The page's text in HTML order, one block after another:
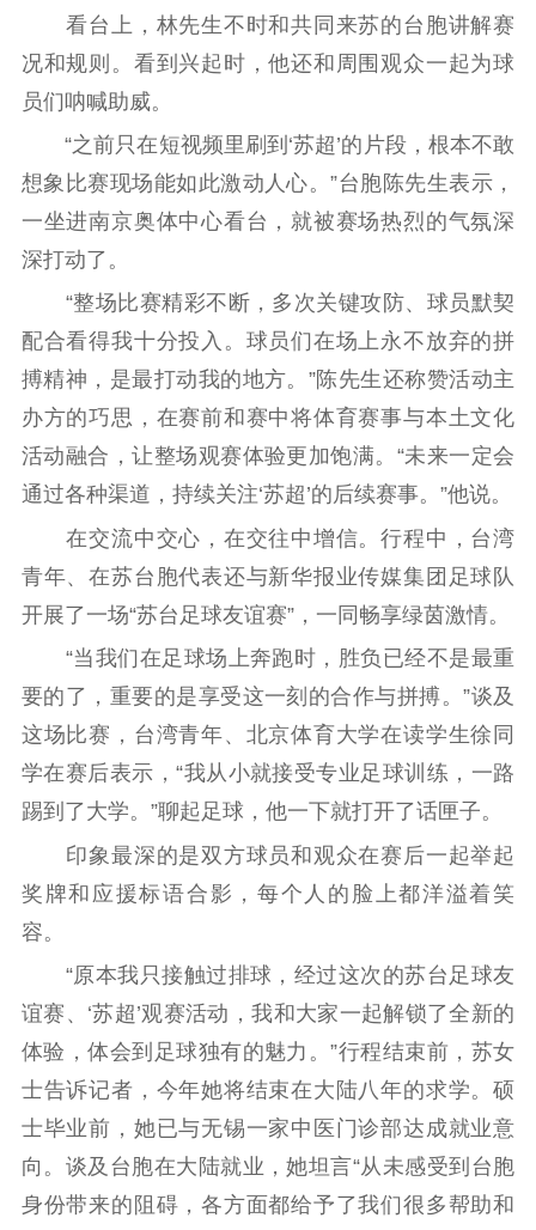
文化文艺
精品生产 文化惠民
文化传承
文化交流
紫金文化艺术节
品牌活动 紫艺舞台
精神文明
文明创建
先进典型
社会宣传
思想政治教育 爱国主义教育
全民国防教育
红色资源保护利
用
新闻出版
精品出版 全民阅读
出版监管
扫黄打非
电影工作
电影创作 电影市场
机关党建
党建要闻 学习在线
文化人才
数据资源
公共服务
新时代公民素养
提升资源库
新闻出版
政务服务
作品著作权
科研创新
服务管理平台
智库服务
管理平台
文艺创作
服务管理
看台上，林先生不时和共同来苏的台胞讲解赛
况和规则。看到兴起时，他还和周围观众一起为球
员们呐喊助威。
“之前只在短视频里刷到‘苏超’的片段，根本不敢
想象比赛现场能如此激动人心。”台胞陈先生表示，
一坐进南京奥体中心看台，就被赛场热烈的气氛深
深打动了。
“整场比赛精彩不断，多次关键攻防、球员默契
配合看得我十分投入。球员们在场上永不放弃的拼
搏精神，是最打动我的地方。”陈先生还称赞活动主
办方的巧思，在赛前和赛中将体育赛事与本土文化
活动融合，让整场观赛体验更加饱满。“未来一定会
通过各种渠道，持续关注‘苏超’的后续赛事。”他说。
在交流中交心，在交往中增信。行程中，台湾
青年、在苏台胞代表还与新华报业传媒集团足球队
开展了一场“苏台足球友谊赛”，一同畅享绿茵激情。
“当我们在足球场上奔跑时，胜负已经不是最重
要的了，重要的是享受这一刻的合作与拼搏。”谈及
这场比赛，台湾青年、北京体育大学在读学生徐同
学在赛后表示，“我从小就接受专业足球训练，一路
踢到了大学。”聊起足球，他一下就打开了话匣子。
印象最深的是双方球员和观众在赛后一起举起
奖牌和应援标语合影，每个人的脸上都洋溢着笑
容。
“原本我只接触过排球，经过这次的苏台足球友
谊赛、‘苏超’观赛活动，我和大家一起解锁了全新的
体验，体会到足球独有的魅力。”行程结束前，苏女
士告诉记者，今年她将结束在大陆八年的求学。硕
士毕业前，她已与无锡一家中医门诊部达成就业意
向。谈及台胞在大陆就业，她坦言“从未感受到台胞
身份带来的阻碍，各方面都给予了我们很多帮助和